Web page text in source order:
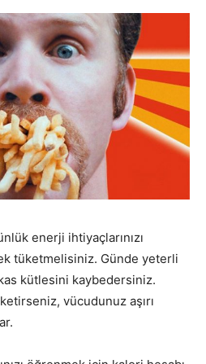
enerji ihtiyaçlarınızı
tüketmelisiniz. Günde yeterli
kütlesini kaybedersiniz.
vücudunuz aşırı